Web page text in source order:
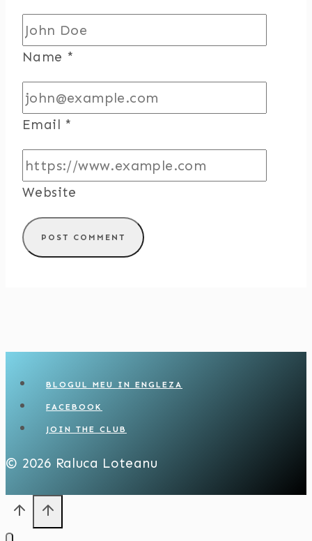
Name *
Email *
Website
BLOGUL MEU IN ENGLEZA
FACEBOOK
JOIN THE CLUB
© 2026 Raluca Loteanu